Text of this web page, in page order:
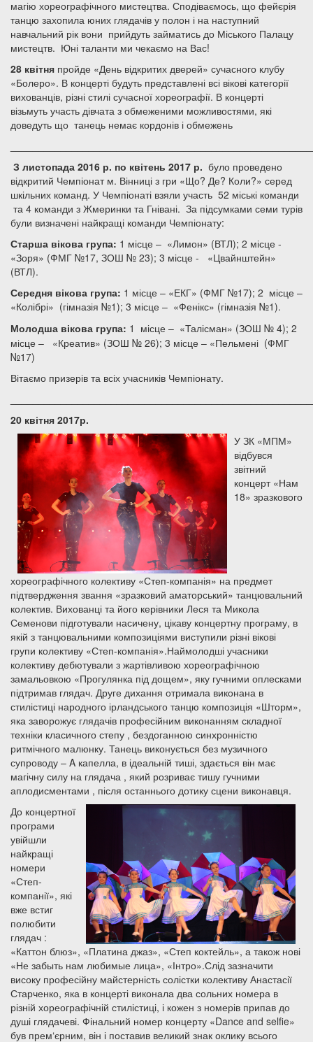
магію хореографічного мистецтва. Сподіваємось, що фейєрія
танцю захопила юних глядачів у полон і на наступний
навчальний рік вони прийдуть займатись до Міського Палацу
мистецтв. Юні таланти ми чекаємо на Вас!
28 квітня пройде «День відкритих дверей» сучасного клубу
«Болеро». В концерті будуть представлені всі вікові категорії
вихованців, різні стилі сучасної хореографії. В концерті
візьмуть участь дівчата з обмеженими можливостями, які
доведуть що танець немає кордонів і обмежень
З листопада 2016 р. по квітень 2017 р. було проведено
відкритий Чемпіонат м. Вінниці з гри «Що? Де? Коли?» серед
шкільних команд. У Чемпіонаті взяли участь 52 міські команди
та 4 команди з Жмеринки та Гнівані. За підсумками семи турів
були визначені найкращі команди Чемпіонату:
Старша вікова група: 1 місце – «Лимон» (ВТЛ); 2 місце -
«Зоря» (ФМГ №17, ЗОШ № 23); 3 місце - «Цвайнштейн»
(ВТЛ).
Середня вікова група: 1 місце – «ЕКГ» (ФМГ №17); 2 місце –
«Колібрі» (гімназія №1); 3 місце – «Фенікс» (гімназія №1).
Молодша вікова група: 1 місце – «Талісман» (ЗОШ № 4); 2
місце – «Креатив» (ЗОШ № 26); 3 місце – «Пельмені (ФМГ
№17)
Вітаємо призерів та всіх учасників Чемпіонату.
20 квітня 2017р.
У ЗК «МПМ»
відбувся
звітний
концерт «Нам
18» зразкового
хореографічного колективу «Степ-компанія» на предмет
підтвердження звання «зразковий аматорський» танцювальний
колектив. Вихованці та його керівники Леся та Микола
Семенови підготували насичену, цікаву концертну програму, в
якій з танцювальними композиціями виступили різні вікові
групи колективу «Степ-компанія».Наймолодші учасники
колективу дебютували з жартівливою хореографічною
замальовкою «Прогулянка під дощем», яку гучними оплесками
підтримав глядач. Друге дихання отримала виконана в
стилістиці народного ірландського танцю композиція «Шторм»,
яка заворожує глядачів професійним виконанням складної
техніки класичного степу , бездоганною синхронністю
ритмічного малюнку. Танець виконується без музичного
супроводу – A капелла, в ідеальній тиші, здається він має
магічну силу на глядача , який розриває тишу гучними
аплодисментами , після останнього дотику сцени виконавця.
До концертної
програми
увійшли
найкращі
номери
«Степ-
компанії», які
вже встиг
полюбити
глядач :
«Каттон блюз», «Платина джаз», «Степ коктейль», а також нові
«Не забыть нам любимые лица», «Інтро».Слід зазначити
високу професійну майстерність солістки колективу Анастасії
Старченко, яка в концерті виконала два сольних номера в
різній хореографічній стилістиці, і кожен з номерів припав до
душі глядачеві. Фінальний номер концерту «Dance and selfie»
був прем‘єрним, він і поставив великий знак оклику всього